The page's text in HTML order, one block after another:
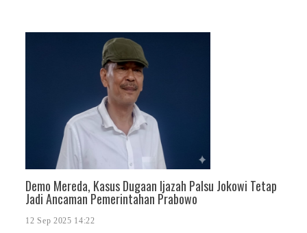
Demo Mereda, Kasus Dugaan Ijazah Palsu Jokowi Tetap
Jadi Ancaman Pemerintahan Prabowo
12 Sep 2025 14:22